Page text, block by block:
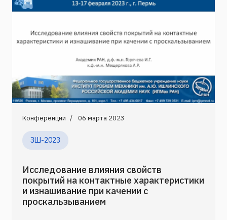
Конференции 06 марта 2023
ЗШ-2023
Исследование влияния свойств
покрытий на контактные характеристики
и изнашивание при качении с
проскальзыванием